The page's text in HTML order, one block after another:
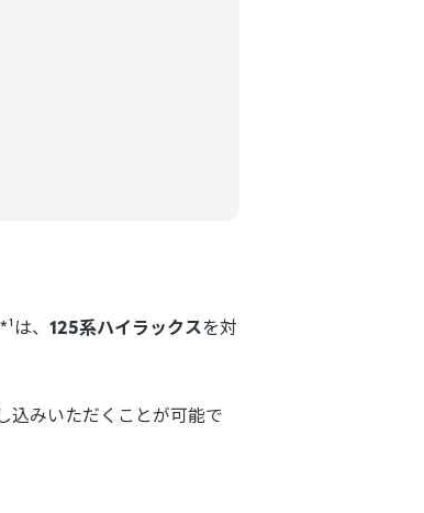
*¹は、 125系ハイラックスを対
込みいただくことが可能で